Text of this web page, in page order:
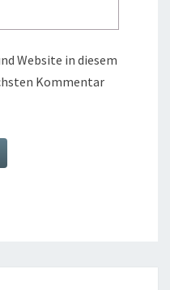
Website in diesem
Kommentar